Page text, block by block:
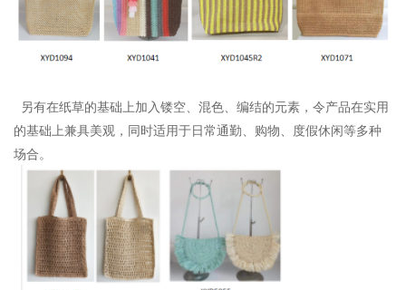
另有在纸草的基础上加入镂空、混色、编结的元素，令产品在实用
的基础上兼具美观，同时适用于日常通勤、购物、度假休闲等多种
场合。